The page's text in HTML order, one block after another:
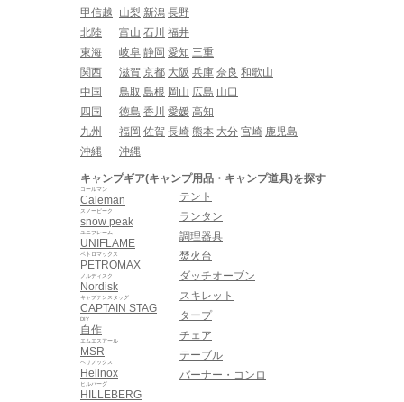
甲信越
山梨 新潟 長野
北陸
富山 石川 福井
東海
岐阜 静岡 愛知 三重
関西
滋賀 京都 大阪 兵庫 奈良 和歌山
中国
鳥取 島根 岡山 広島 山口
四国
徳島 香川 愛媛 高知
九州
福岡 佐賀 長崎 熊本 大分 宮崎 鹿児島
沖縄
沖縄
キャンプギア(キャンプ用品・キャンプ道具)を探す
Caleman
コールマン
snow peak
スノーピーク
UNIFLAME
ユニフレーム
PETROMAX
ペトロマックス
Nordisk
ノルディスク
CAPTAIN STAG
キャプテンスタッグ
自作
DIY
MSR
エムエスアール
Helinox
ヘリノックス
HILLEBERG
ヒルバーグ
テント
ランタン
調理器具
焚火台
ダッチオーブン
スキレット
タープ
チェア
テーブル
バーナー・コンロ